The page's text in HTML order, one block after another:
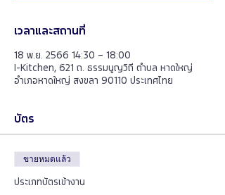
เวลาและสถานที่
18 พ.ย. 2566 14:30 – 18:00
I-Kitchen, 621 ถ. ธรรมนูญวิถี ตำบล หาดใหญ่
อำเภอหาดใหญ่ สงขลา 90110 ประเทศไทย
บัตร
ขายหมดแล้ว
ประเภทบัตรเข้างาน